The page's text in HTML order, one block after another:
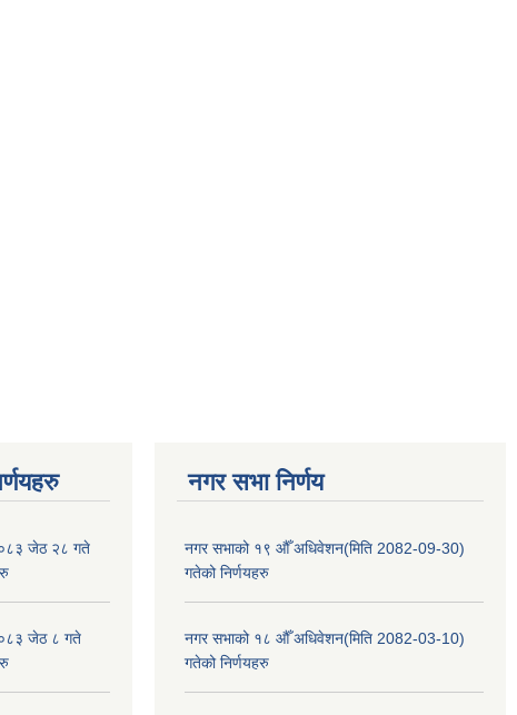
जेठ २८ गते
जेठ ८ गते
नगर सभा निर्णय
नगर सभाको १९ औँ अधिवेशन(मिति 2082-09-30)
गतेको निर्णयहरु
नगर सभाको १८ औँ अधिवेशन(मिति 2082-03-10)
गतेको निर्णयहरु